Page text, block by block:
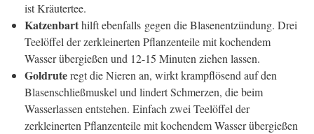
ist Kräutertee.
Katzenbarthilft ebenfalls gegen die Blasenentzündung. Drei
Teelöffel der zerkleinerten Pflanzenteile mit kochendem
Wasser übergießen und 12-15 Minuten ziehen lassen.
Goldruteregt die Nieren an, wirkt krampflösend auf den
Blasenschließmuskel und lindert Schmerzen, die beim
Wasserlassen entstehen. Einfach zwei Teelöffel der
zerkleinerten Pflanzenteile mit kochendem Wasser übergießen